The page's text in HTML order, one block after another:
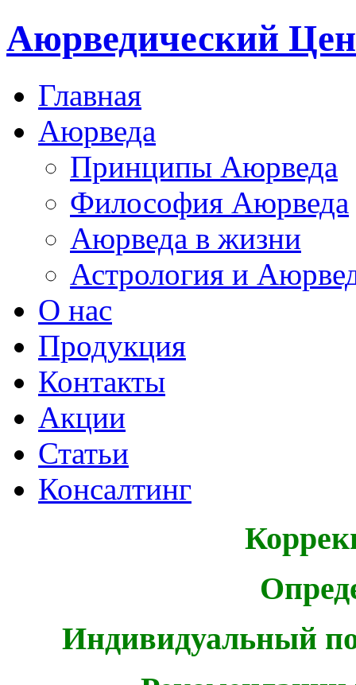
Аюрведический
Главная
Аюрведа
Принципы Аюрведа
Философия Аюрведа
Аюрведа в жизни
Астрология и
О нас
Продукция
Контакты
Акции
Статьи
Консалтинг
Индивидуальный